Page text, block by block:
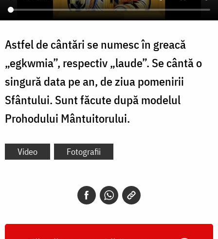
Astfel de cântări se numesc în greacă
„egkwmia”, respectiv „laude”. Se cântă o
singură data pe an, de ziua pomenirii
Sfântului. Sunt făcute după modelul
Prohodului Mântuitorului.
Video Fotografii